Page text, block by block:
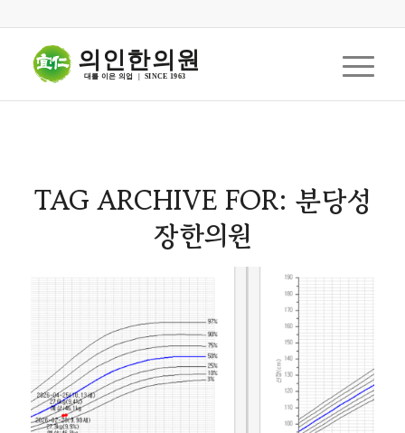
의인한의원
대를 이은 의업  |  SINCE 1963
TAG ARCHIVE FOR: 분당성
장한의원